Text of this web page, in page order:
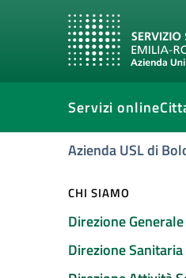
Servizi online
Azienda USL di
CHI SIAMO
Direzione Generale
Direzione Sanitaria